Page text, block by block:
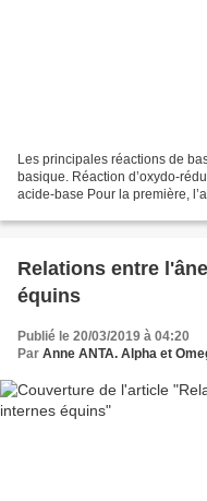
Les principales réactions de
basique. Réaction d’oxydo-
acide-base Pour la première,
Relations entre
équins
Publié le 20/03/2019 à 04:20
Par Anne ANTA. Alpha et